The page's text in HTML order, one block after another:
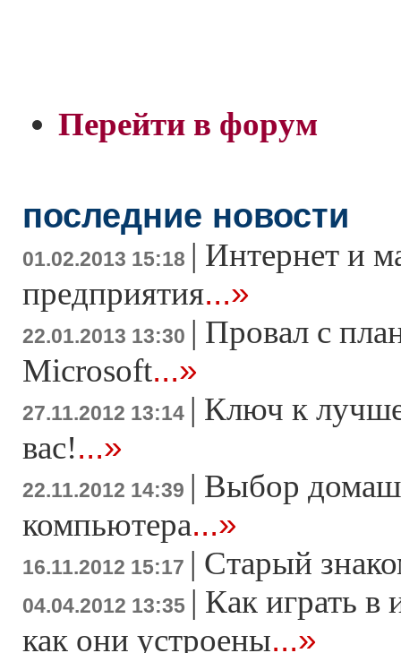
Перейти в форум
последние новости
01.02.2013 15:18 | Интернет и
предприятия...»
22.01.2013 13:30 | Провал с
Microsoft...»
27.11.2012 13:14 | Ключ к
вас!...»
22.11.2012 14:39 | Выбор
компьютера...»
16.11.2012 15:17 | Старый
04.04.2012 13:35 | Как играть в
как они устроены...»